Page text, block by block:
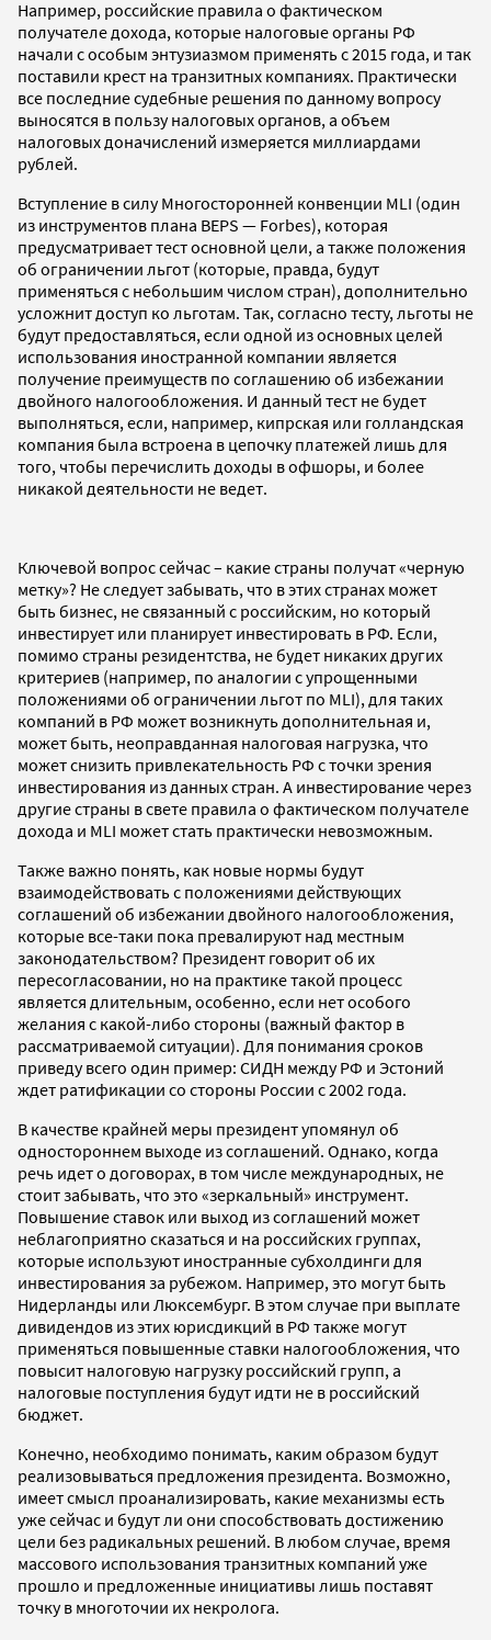
Например, российские правила о фактическом
получателе дохода, которые налоговые органы РФ
начали с особым энтузиазмом применять с 2015 года, и так
поставили крест на транзитных компаниях. Практически
все последние судебные решения по данному вопросу
выносятся в пользу налоговых органов, а объем
налоговых доначислений измеряется миллиардами
рублей.
Вступление в силу Многосторонней конвенции MLI (один
из инструментов плана BEPS — Forbes), которая
предусматривает тест основной цели, а также положения
об ограничении льгот (которые, правда, будут
применяться с небольшим числом стран), дополнительно
усложнит доступ ко льготам. Так, согласно тесту, льготы не
будут предоставляться, если одной из основных целей
использования иностранной компании является
получение преимуществ по соглашению об избежании
двойного налогообложения. И данный тест не будет
выполняться, если, например, кипрская или голландская
компания была встроена в цепочку платежей лишь для
того, чтобы перечислить доходы в офшоры, и более
никакой деятельности не ведет.
Ключевой вопрос сейчас – какие страны получат «черную
метку»? Не следует забывать, что в этих странах может
быть бизнес, не связанный с российским, но который
инвестирует или планирует инвестировать в РФ. Если,
помимо страны резидентства, не будет никаких других
критериев (например, по аналогии с упрощенными
положениями об ограничении льгот по MLI), для таких
компаний в РФ может возникнуть дополнительная и,
может быть, неоправданная налоговая нагрузка, что
может снизить привлекательность РФ с точки зрения
инвестирования из данных стран. А инвестирование через
другие страны в свете правила о фактическом получателе
дохода и MLI может стать практически невозможным.
Также важно понять, как новые нормы будут
взаимодействовать с положениями действующих
соглашений об избежании двойного налогообложения,
которые все-таки пока превалируют над местным
законодательством? Президент говорит об их
пересогласовании, но на практике такой процесс
является длительным, особенно, если нет особого
желания с какой-либо стороны (важный фактор в
рассматриваемой ситуации). Для понимания сроков
приведу всего один пример: СИДН между РФ и Эстоний
ждет ратификации со стороны России с 2002 года.
В качестве крайней меры президент упомянул об
одностороннем выходе из соглашений. Однако, когда
речь идет о договорах, в том числе международных, не
стоит забывать, что это «зеркальный» инструмент.
Повышение ставок или выход из соглашений может
неблагоприятно сказаться и на российских группах,
которые используют иностранные субхолдинги для
инвестирования за рубежом. Например, это могут быть
Нидерланды или Люксембург. В этом случае при выплате
дивидендов из этих юрисдикций в РФ также могут
применяться повышенные ставки налогообложения, что
повысит налоговую нагрузку российский групп, а
налоговые поступления будут идти не в российский
бюджет.
Конечно, необходимо понимать, каким образом будут
реализовываться предложения президента. Возможно,
имеет смысл проанализировать, какие механизмы есть
уже сейчас и будут ли они способствовать достижению
цели без радикальных решений. В любом случае, время
массового использования транзитных компаний уже
прошло и предложенные инициативы лишь поставят
точку в многоточии их некролога.